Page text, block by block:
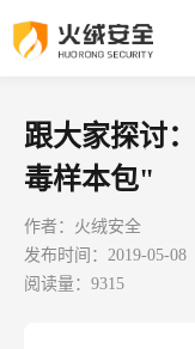
跟大家探讨
毒样本包"
作者：火绒安全
发布时间：2019-05-08
阅读量：9315